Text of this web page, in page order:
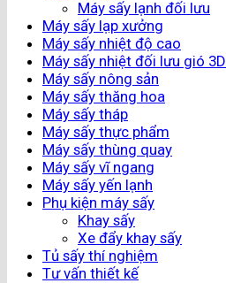
Máy sấy lạnh đối lưu
Máy sấy lạp xưởng
Máy sấy nhiệt độ cao
Máy sấy nhiệt đối lưu gió 3D
Máy sấy nông sản
Máy sấy thăng hoa
Máy sấy tháp
Máy sấy thực phẩm
Máy sấy thùng quay
Máy sấy vĩ ngang
Máy sấy yến lạnh
Phụ kiện máy sấy
Khay sấy
Xe đẩy khay sấy
Tủ sấy thí nghiệm
Tư vấn thiết kế